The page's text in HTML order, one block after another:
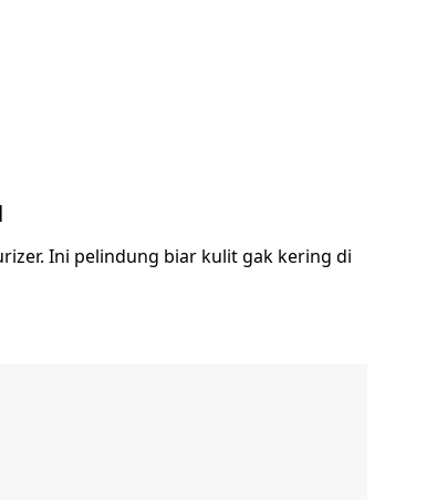
Ini pelindung biar kulit gak kering di